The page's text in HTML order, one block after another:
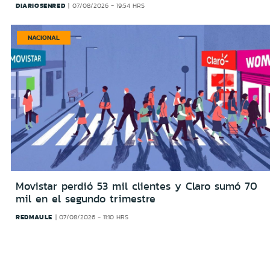
DIARIOSENRED 07/08/2026 - 19:54 HRS
NACIONAL
Movistar perdió 53 mil clientes y Claro sumó 70
mil en el segundo trimestre
REDMAULE 07/08/2026 - 11:10 HRS